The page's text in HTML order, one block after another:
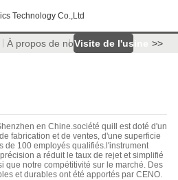
Technology Co.,Ltd
À propos de nousVisite de l'usine >>
en Chine.société qui Il est doté d'un
fabrication et de ventes, d'une superficie
de 100 employés qualifiés.l'instrument
a réduit le taux de rejet et simplifié
que notre compétitivité sur le marché. Des
et durables ont été apportés par CENO.